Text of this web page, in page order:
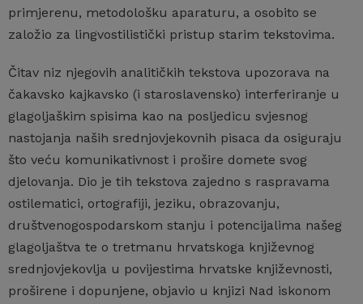
primjerenu, metodološku aparaturu, a osobito se
založio za lingvostilistički pristup starim tekstovima.
Čitav niz njegovih analitičkih tekstova upozorava na
čakavsko kajkavsko (i staroslavensko) interferiranje u
glagoljaškim spisima kao na posljedicu svjesnog
nastojanja naših srednjovjekovnih pisaca da osiguraju
što veću komunikativnost i prošire domete svog
djelovanja. Dio je tih tekstova zajedno s raspravama
ostilematici, ortografiji, jeziku, obrazovanju,
društvenogospodarskom stanju i potencijalima našeg
glagoljaštva te o tretmanu hrvatskoga književnog
srednjovjekovlja u povijestima hrvatske književnosti,
proširene i dopunjene, objavio u knjizi Nad iskonom